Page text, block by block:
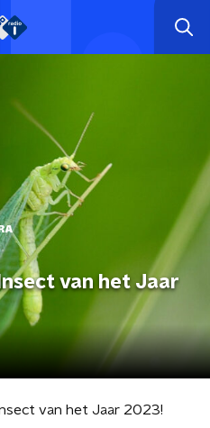
van het Jaar
van het Jaar 2023!